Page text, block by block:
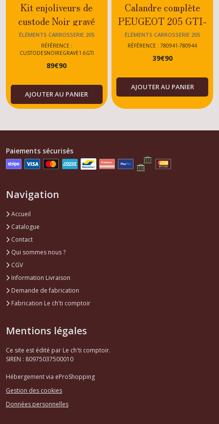
Kit enjoliveurs de
custode Noir gravé
Peugeot 205 GTI 1.6
ÉLÉMENTS CARROSSERIE 205
RÉFÉRENCE :
CUSTODESNOIREGRAVE1.6GTI
89€90
AJOUTER AU PANIER
Calandre complète
PEUGEOT 205 GTI-
CTI-RALLYE-XS-GT-
DIESEL-ESSENCE
ÉLÉMENTS CARROSSERIE 205
RÉFÉRENCE : 780941-780944
39€90
AJOUTER AU PANIER
Paiements sécurisés
Navigation
Accueil
Catalogue
Contact
Qui sommes nous ?
CGV
Information Livraison
Demande de fabrication
Fabrication Le ch'ti comptoir
Mentions légales
Ce site est édité par Le ch'ti comptoir.
SIREN : 80975037500010
Hébergement via eProShopping
Gestion des cookies
Données personnelles